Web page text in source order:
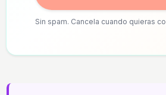
Sin spam. Cancela cuando quieras